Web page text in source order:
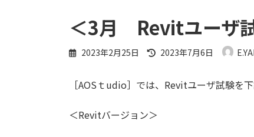
＜3月 Revitユーザ
2023年2月25日
最
新
2023年7月6日
［AOSｔudio］では、Revitユーザ試験を
＜Revitバージョン＞